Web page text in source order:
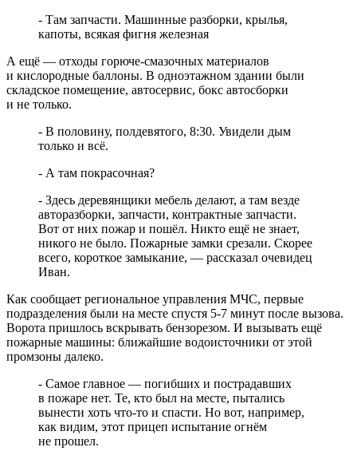
- Там запчасти. Машинные разборки, крылья,
капоты, всякая фигня железная
А ещё — отходы горюче-смазочных материалов
и кислородные баллоны. В одноэтажном здании были
складское помещение, автосервис, бокс автосборки
и не только.
- В половину, полдевятого, 8:30. Увидели дым
только и всё.
- А там покрасочная?
- Здесь деревянщики мебель делают, а там везде
авторазборки, запчасти, контрактные запчасти.
Вот от них пожар и пошёл. Никто ещё не знает,
никого не было. Пожарные замки срезали. Скорее
всего, короткое замыкание, — рассказал очевидец
Иван.
Как сообщает региональное управления МЧС, первые
подразделения были на месте спустя 5-7 минут после вызова.
Ворота пришлось вскрывать бензорезом. И вызывать ещё
пожарные машины: ближайшие водоисточники от этой
промзоны далеко.
- Самое главное — погибших и пострадавших
в пожаре нет. Те, кто был на месте, пытались
вынести хоть что-то и спасти. Но вот, например,
как видим, этот прицеп испытание огнём
не прошел.